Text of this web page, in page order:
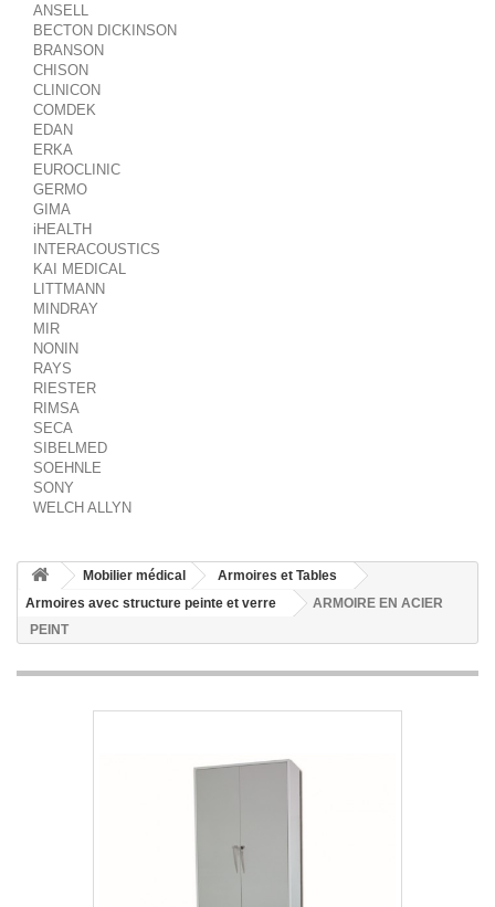
ANSELL
BECTON DICKINSON
BRANSON
CHISON
CLINICON
COMDEK
EDAN
ERKA
EUROCLINIC
GERMO
GIMA
iHEALTH
INTERACOUSTICS
KAI MEDICAL
LITTMANN
MINDRAY
MIR
NONIN
RAYS
RIESTER
RIMSA
SECA
SIBELMED
SOEHNLE
SONY
WELCH ALLYN
Mobilier médical
Armoires et Tables
Armoires avec structure peinte et verre
ARMOIRE EN ACIER
PEINT